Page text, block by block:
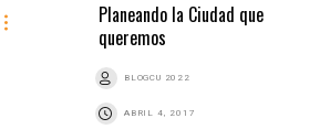
Planeando la Ciudad que
queremos
BLOGCU 2022
ABRIL 4, 2017